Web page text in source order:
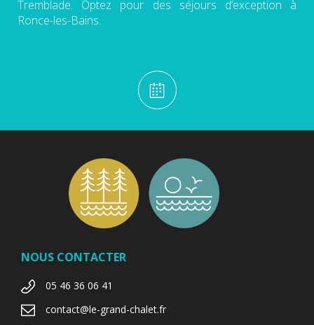
Tremblade. Optez pour des séjours d’exception à
Ronce-les-Bains.
NOUS CONTACTER
05 46 36 06 41
contact@le-grand-chalet.fr